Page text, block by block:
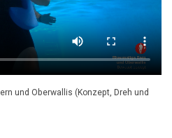
und Oberwallis (Konzept, Dreh und